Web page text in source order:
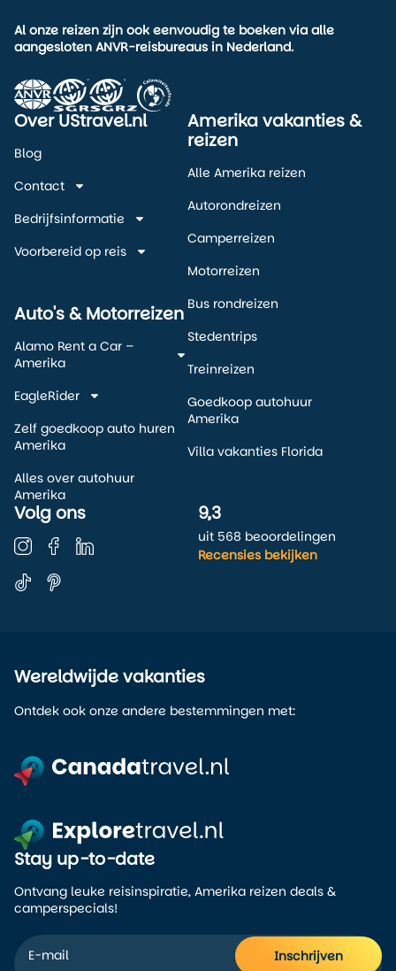
Al onze reizen zijn ook eenvoudig te boeken via alle
aangesloten ANVR-reisbureaus in Nederland.
Over UStravel.nl
Blog
Contact
Bedrijfsinformatie
Voorbereid op reis
Auto's & Motorreizen
Alamo Rent a Car –
Amerika
EagleRider
Zelf goedkoop auto huren
Amerika
Alles over autohuur
Amerika
Amerika vakanties &
reizen
Alle Amerika reizen
Autorondreizen
Camperreizen
Motorreizen
Bus rondreizen
Stedentrips
Treinreizen
Goedkoop autohuur
Amerika
Villa vakanties Florida
Volg ons 9,3
uit 568 beoordelingen
Recensies bekijken
Wereldwijde vakanties
Ontdek ook onze andere bestemmingen met:
Stay up-to-date
Ontvang leuke reisinspiratie, Amerika reizen deals &
camperspecials!
Inschrijven